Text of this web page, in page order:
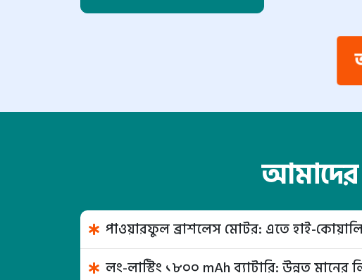
আমাদের
পাওয়ারফুল ব্রাশলেস মোটর: এতে হাই-
লং-লাস্টিং ১৮০০ mAh ব্যাটারি: উন্নত মানের